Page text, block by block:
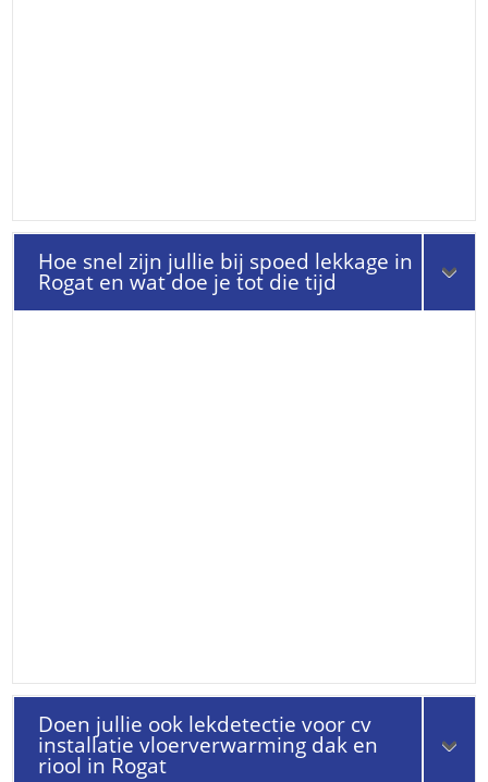
Hoe snel zijn jullie bij spoed lekkage in
Rogat en wat doe je tot die tijd
Doen jullie ook lekdetectie voor cv
installatie vloerverwarming dak en
riool in Rogat